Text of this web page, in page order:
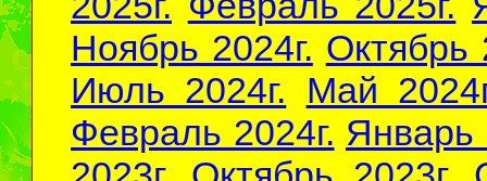
Ноябрь 2024г. Октябрь
Июль 2024г.
Май
Февраль 2024г. Январь